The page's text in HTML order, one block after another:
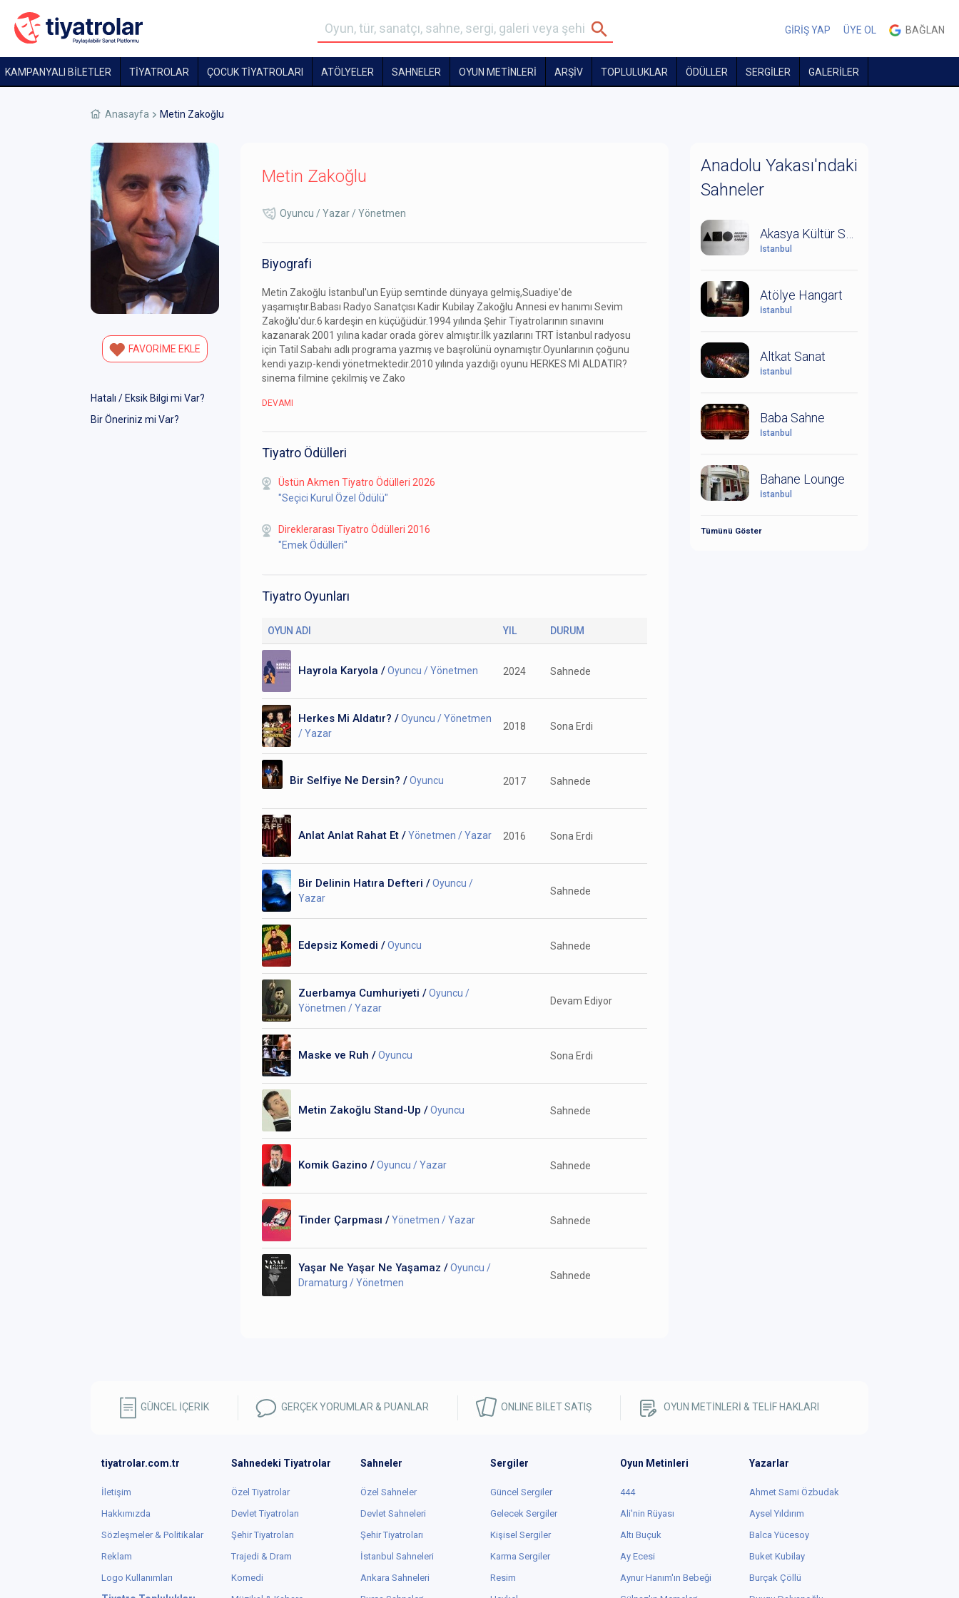
GİRİŞ YAP ÜYE OL BAĞLAN
KAMPANYALI BİLETLER TİYATROLAR ÇOCUK TIYATROLARI ATÖLYELER SAHNELER OYUN METİNLERİ ARŞİV TOPLULUKLAR ÖDÜLLER SERGİLER GALERİLER
Anasayfa Metin Zakoğlu
FAVORİME EKLE
Hatalı / Eksik Bilgi mi Var?
Bir Öneriniz mi Var?
Metin Zakoğlu
Oyuncu / Yazar / Yönetmen
Biyografi
Metin Zakoğlu İstanbul'un Eyüp semtinde dünyaya gelmiş,Suadiye'de
yaşamıştır.Babası Radyo Sanatçısı Kadir Kubilay Zakoğlu Annesi ev hanımı Sevim
Zakoğlu'dur.6 kardeşin en küçüğüdür.1994 yılında Şehir Tiyatrolarının sınavını
kazanarak 2001 yılına kadar orada görev almıştır.İlk yazılarını TRT İstanbul radyosu
için Tatil Sabahı adlı programa yazmış ve başrolünü oynamıştır.Oyunlarının çoğunu
kendi yazıp-kendi yönetmektedir.2010 yılında yazdığı oyunu HERKES Mİ ALDATIR?
sinema filmine çekilmiş ve Zako
DEVAMI
Tiyatro Ödülleri
Üstün Akmen Tiyatro Ödülleri 2026
"Seçici Kurul Özel Ödülü"
Direklerarası Tiyatro Ödülleri 2016
"Emek Ödülleri"
Tiyatro Oyunları
OYUN ADI YIL DURUM
Hayrola Karyola /Oyuncu / Yönetmen 2024 Sahnede
Herkes Mi Aldatır? /Oyuncu / Yönetmen
/ Yazar
2018 Sona Erdi
Bir Selfiye Ne Dersin? /Oyuncu 2017 Sahnede
Anlat Anlat Rahat Et /Yönetmen / Yazar 2016 Sona Erdi
Bir Delinin Hatıra Defteri /Oyuncu /
Yazar
Sahnede
Edepsiz Komedi /Oyuncu Sahnede
Zuerbamya Cumhuriyeti /Oyuncu /
Yönetmen / Yazar
Devam Ediyor
Maske ve Ruh /Oyuncu Sona Erdi
Metin Zakoğlu Stand-Up /Oyuncu Sahnede
Komik Gazino /Oyuncu / Yazar Sahnede
Tinder Çarpması /Yönetmen / Yazar Sahnede
Yaşar Ne Yaşar Ne Yaşamaz /Oyuncu /
Dramaturg / Yönetmen
Sahnede
Anadolu Yakası'ndaki
Sahneler
İstanbul
Atölye Hangart
İstanbul
Altkat Sanat
İstanbul
Baba Sahne
İstanbul
Bahane Lounge
İstanbul
Tümünü Göster
GÜNCEL İÇERİK GERÇEK YORUMLAR & PUANLAR ONLINE BİLET SATIŞ OYUN METİNLERİ & TELİF HAKLARI
tiyatrolar.com.tr
İletişim
Hakkımızda
Sözleşmeler & Politikalar
Reklam
Logo Kullanımları
Sahnedeki Tiyatrolar
Özel Tiyatrolar
Devlet Tiyatroları
Şehir Tiyatroları
Trajedi & Dram
Komedi
Sahneler
Özel Sahneler
Devlet Sahneleri
Şehir Tiyatroları
İstanbul Sahneleri
Ankara Sahneleri
Sergiler
Güncel Sergiler
Gelecek Sergiler
Kişisel Sergiler
Karma Sergiler
Resim
Oyun Metinleri
444
Ali'nin Rüyası
Altı Buçuk
Ay Ecesi
Aynur Hanım'ın Bebeği
Yazarlar
Ahmet Sami Özbudak
Aysel Yıldırım
Balca Yücesoy
Buket Kubilay
Burçak Çöllü